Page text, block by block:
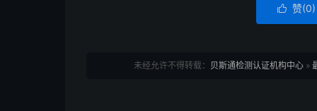
 赞(0)
未经允许不得转载： 贝斯通检测认证机构中心»